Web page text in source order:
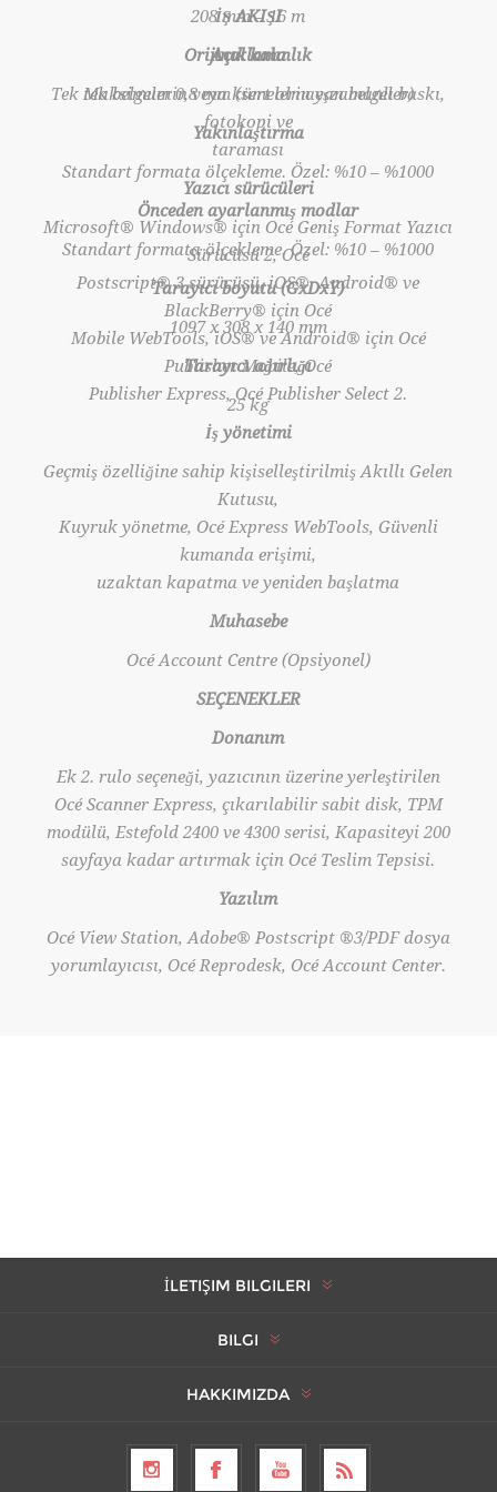
208 mm – 16 m
Orijinal kalınlık
Maksimum 0,8 mm (sert olmayan belgeler)
Yakınlaştırma
Standart formata ölçekleme. Özel: %10 – %1000
Önceden ayarlanmış modlar
Standart formata ölçekleme. Özel: %10 – %1000
Tarayıcı boyutu (GxDxY)
1097 x 308 x 140 mm
Tarayıcı ağırlığı
25 kg
İŞ AKIŞI
Açıklama
Tek tek belgelerin veya kümelerin eşzamanlı baskı,
fotokopi ve
taraması
Yazıcı sürücüleri
Microsoft® Windows® için Océ Geniş Format Yazıcı
Sürücüsü 2, Océ
Postscript® 3 sürücüsü, iOS®, Android® ve
BlackBerry® için Océ
Mobile WebTools, iOS® ve Android® için Océ
Publisher Mobile, Océ
Publisher Express, Océ Publisher Select 2.
İş yönetimi
Geçmiş özelliğine sahip kişiselleştirilmiş Akıllı Gelen
Kutusu,
Kuyruk yönetme, Océ Express WebTools, Güvenli
kumanda erişimi,
uzaktan kapatma ve yeniden başlatma
Muhasebe
Océ Account Centre (Opsiyonel)
SEÇENEKLER
Donanım
Ek 2. rulo seçeneği, yazıcının üzerine yerleştirilen
Océ Scanner Express, çıkarılabilir sabit disk, TPM
modülü, Estefold 2400 ve 4300 serisi, Kapasiteyi 200
sayfaya kadar artırmak için Océ Teslim Tepsisi.
Yazılım
Océ View Station, Adobe® Postscript ®3/PDF dosya
yorumlayıcısı, Océ Reprodesk, Océ Account Center.
İLETIŞIM BILGILERI
BILGI
HAKKIMIZDA